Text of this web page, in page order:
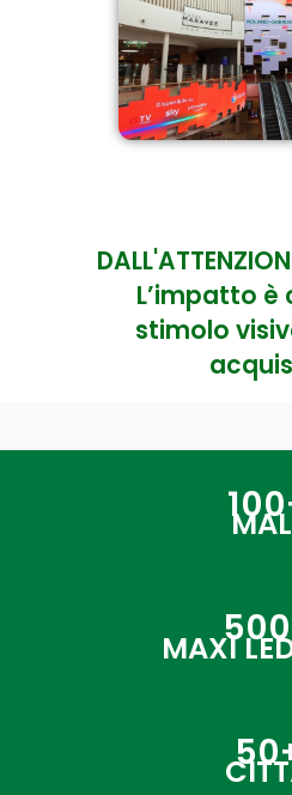
L’impatto è
stimolo
MAXI